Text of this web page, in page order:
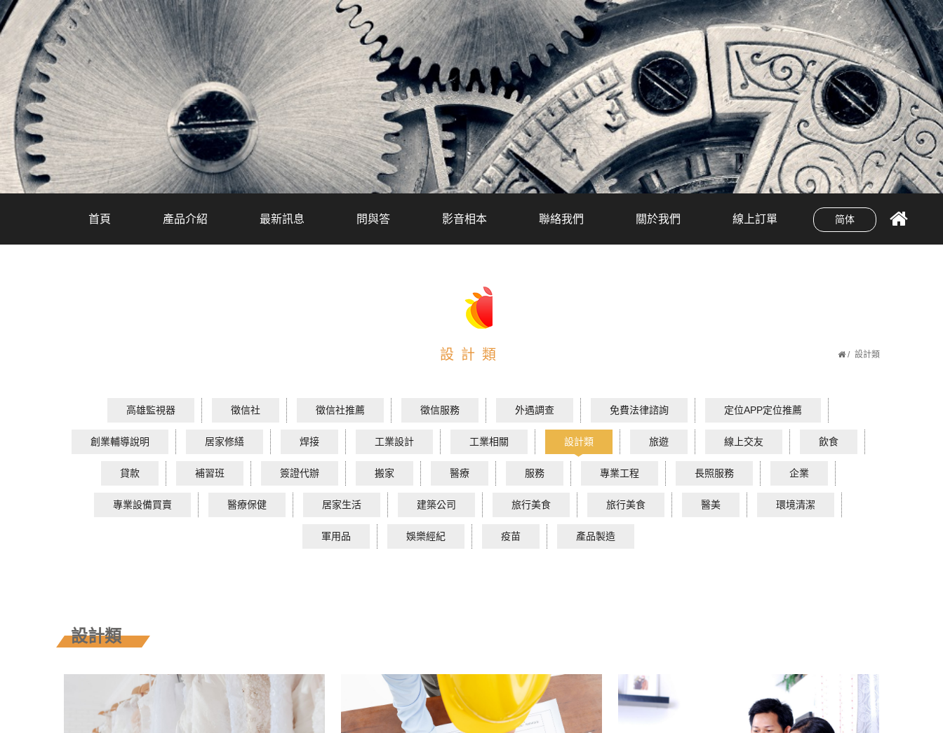
简体
首頁 產品介紹 最新訊息 問與答 影音相本 聯絡我們 關於我們 線上訂單
設計類 設計類
高雄監視器 徵信社 徵信社推薦 徵信服務 外遇調查 免費法律諮詢 定位APP定位推薦
創業輔導說明 居家修繕 焊接 工業設計 工業相關 設計類 旅遊 線上交友 飲食
貸款 補習班 簽證代辦 搬家 醫療 服務 專業工程 長照服務 企業
專業設備買賣 醫療保健 居家生活 建築公司 旅行美食 旅行美食 醫美 環境清潔
軍用品 娛樂經紀 疫苗 產品製造
設計類